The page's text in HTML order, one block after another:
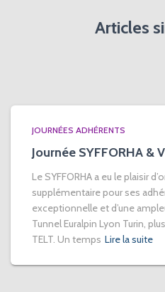
Articles
JOURNÉES ADHÉRENTS
Journée SYFFORHA &
Le SYFFORHA a eu le plaisir
supplémentaire pour ses
exceptionnelle et d’une
Tunnel Euralpin Lyon Turin,
TELT. Un temps Lire la suite